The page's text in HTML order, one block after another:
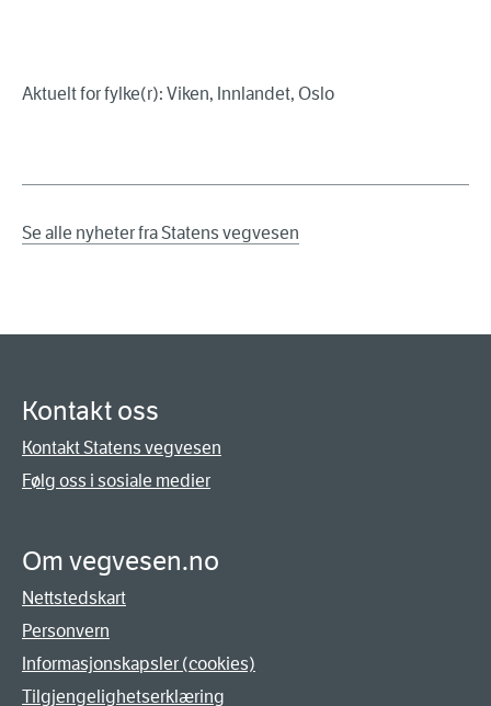
Aktuelt for fylke(r): Viken, Innlandet, Oslo
Se alle nyheter fra Statens vegvesen
Kontakt oss
Kontakt Statens vegvesen
Følg oss i sosiale medier
Om vegvesen.no
Nettstedskart
Personvern
Informasjonskapsler (cookies)
Tilgjengelighetserklæring